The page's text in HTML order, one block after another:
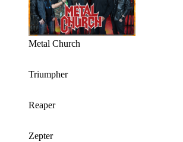
Metal Church
Triumpher
Reaper
Zepter